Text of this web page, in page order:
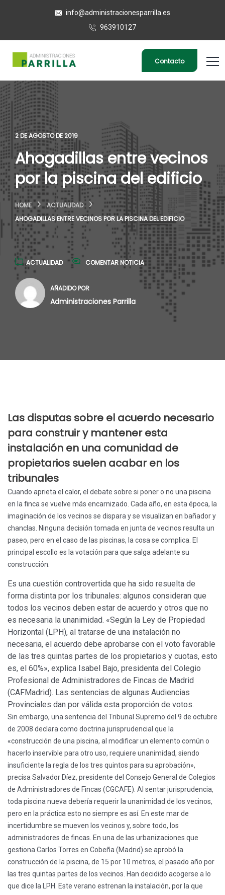
info@administracionesparrilla.es
963910127
Contacto
2 DE AGOSTO DE 2019
Ahogadillas entre vecinos
por la piscina del edificio
HOME
ACTUALIDAD
AHOGADILLAS ENTRE VECINOS POR LA PISCINA DEL EDIFICIO
ACTUALIDAD COMENTAR NOTICIA
AÑADIDO POR
Administraciones Parrilla
Las disputas sobre el acuerdo necesario
para construir y mantener esta
instalación en una comunidad de
propietarios suelen acabar en los
tribunales
Cuando aprieta el calor, el debate sobre si poner o no una piscina
en la finca se vuelve más encarnizado. Cada año, en esta época, la
imaginación de los vecinos se dispara y se visualizan en bañador y
chanclas. Ninguna decisión tomada en junta de vecinos resulta un
paseo, pero en el caso de las piscinas, la cosa se complica. El
principal escollo es la votación para que salga adelante su
construcción.
Es una cuestión controvertida que ha sido resuelta de
forma distinta por los tribunales: algunos consideran que
todos los vecinos deben estar de acuerdo y otros que no
es necesaria la unanimidad. «Según la Ley de Propiedad
Horizontal (LPH), al tratarse de una instalación no
necesaria, el acuerdo debe aprobarse con el voto favorable
de las tres quintas partes de los propietarios y cuotas, esto
es, el 60%», explica Isabel Bajo, presidenta del Colegio
Profesional de Administradores de Fincas de Madrid
(CAFMadrid). Las sentencias de algunas Audiencias
Provinciales dan por válida esta proporción de votos.
Sin embargo, una sentencia del Tribunal Supremo del 9 de octubre
de 2008 declara como doctrina jurisprudencial que la
«construcción de una piscina, al modificar un elemento común o
hacerlo inservible para otro uso, requiere unanimidad, siendo
insuficiente la regla de los tres quintos para su aprobación»,
precisa Salvador Díez, presidente del Consejo General de Colegios
de Administradores de Fincas (CGCAFE). Al sentar jurisprudencia,
toda piscina nueva debería requerir la unanimidad de los vecinos,
pero en la práctica esto no siempre es así. En este mar de
incertidumbre se mueven los vecinos y, sobre todo, los
administradores de fincas. En una de las urbanizaciones que
gestiona Carlos Torres en Cobeña (Madrid) se aprobó la
construcción de la piscina, de 15 por 10 metros, el pasado año por
las tres quintas partes de los vecinos. Han decidido acogerse a lo
que dice la LPH. Este verano estrenan la instalación, por la que